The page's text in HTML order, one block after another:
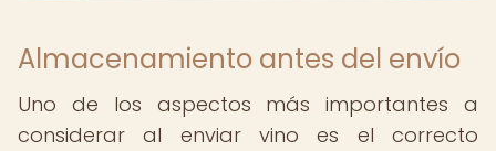
Almacenamiento antes del envío
Uno de los aspectos más importantes a
considerar al enviar vino es el correcto